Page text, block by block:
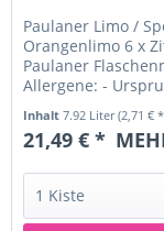
Paulaner Limo /
Orangenlimo 6 x
Paulaner
Allergene: -
Inhalt7.92 Liter(2,71 €
21,49 € *